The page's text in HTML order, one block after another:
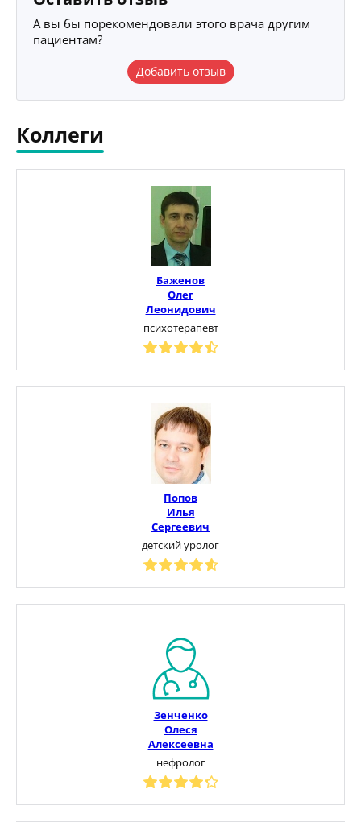
А вы бы порекомендовали этого врача другим
пациентам?
Добавить отзыв
Коллеги
Баженов
Олег
Леонидович
психотерапевт
Попов
Илья
Сергеевич
детский уролог
Зенченко
Олеся
Алексеевна
нефролог